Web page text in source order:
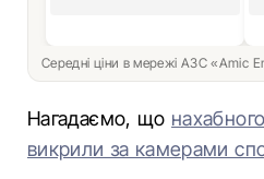
Середні ціни в мережі АЗС «Amic
Нагадаємо, що
викрили за камерами